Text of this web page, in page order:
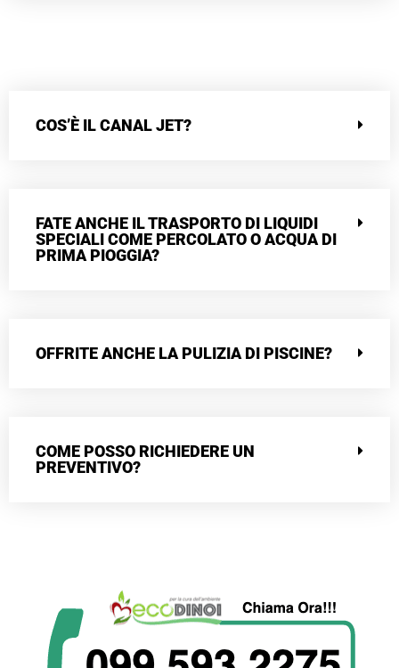
COS’È IL CANAL JET?
FATE ANCHE IL TRASPORTO DI LIQUIDI
SPECIALI COME PERCOLATO O ACQUA DI
PRIMA PIOGGIA?
OFFRITE ANCHE LA PULIZIA DI PISCINE?
COME POSSO RICHIEDERE UN
PREVENTIVO?